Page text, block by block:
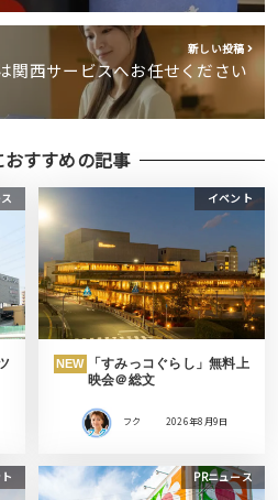
新しい投稿
関西サービスへお任せください
おすすめの記事
イベント
NEW
「すみっコぐらし」無料上
映会＠総文
フク 2026年8月9日
PRニュース